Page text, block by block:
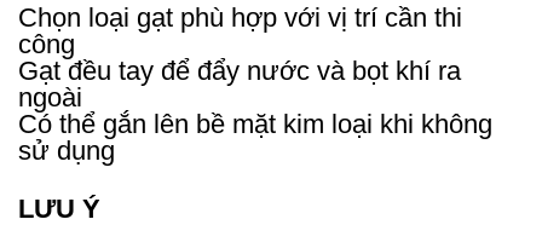
Chọn loại gạt phù hợp với vị trí cần thi
công
Gạt đều tay để đẩy nước và bọt khí ra
ngoài
Có thể gắn lên bề mặt kim loại khi không
sử dụng
LƯU Ý